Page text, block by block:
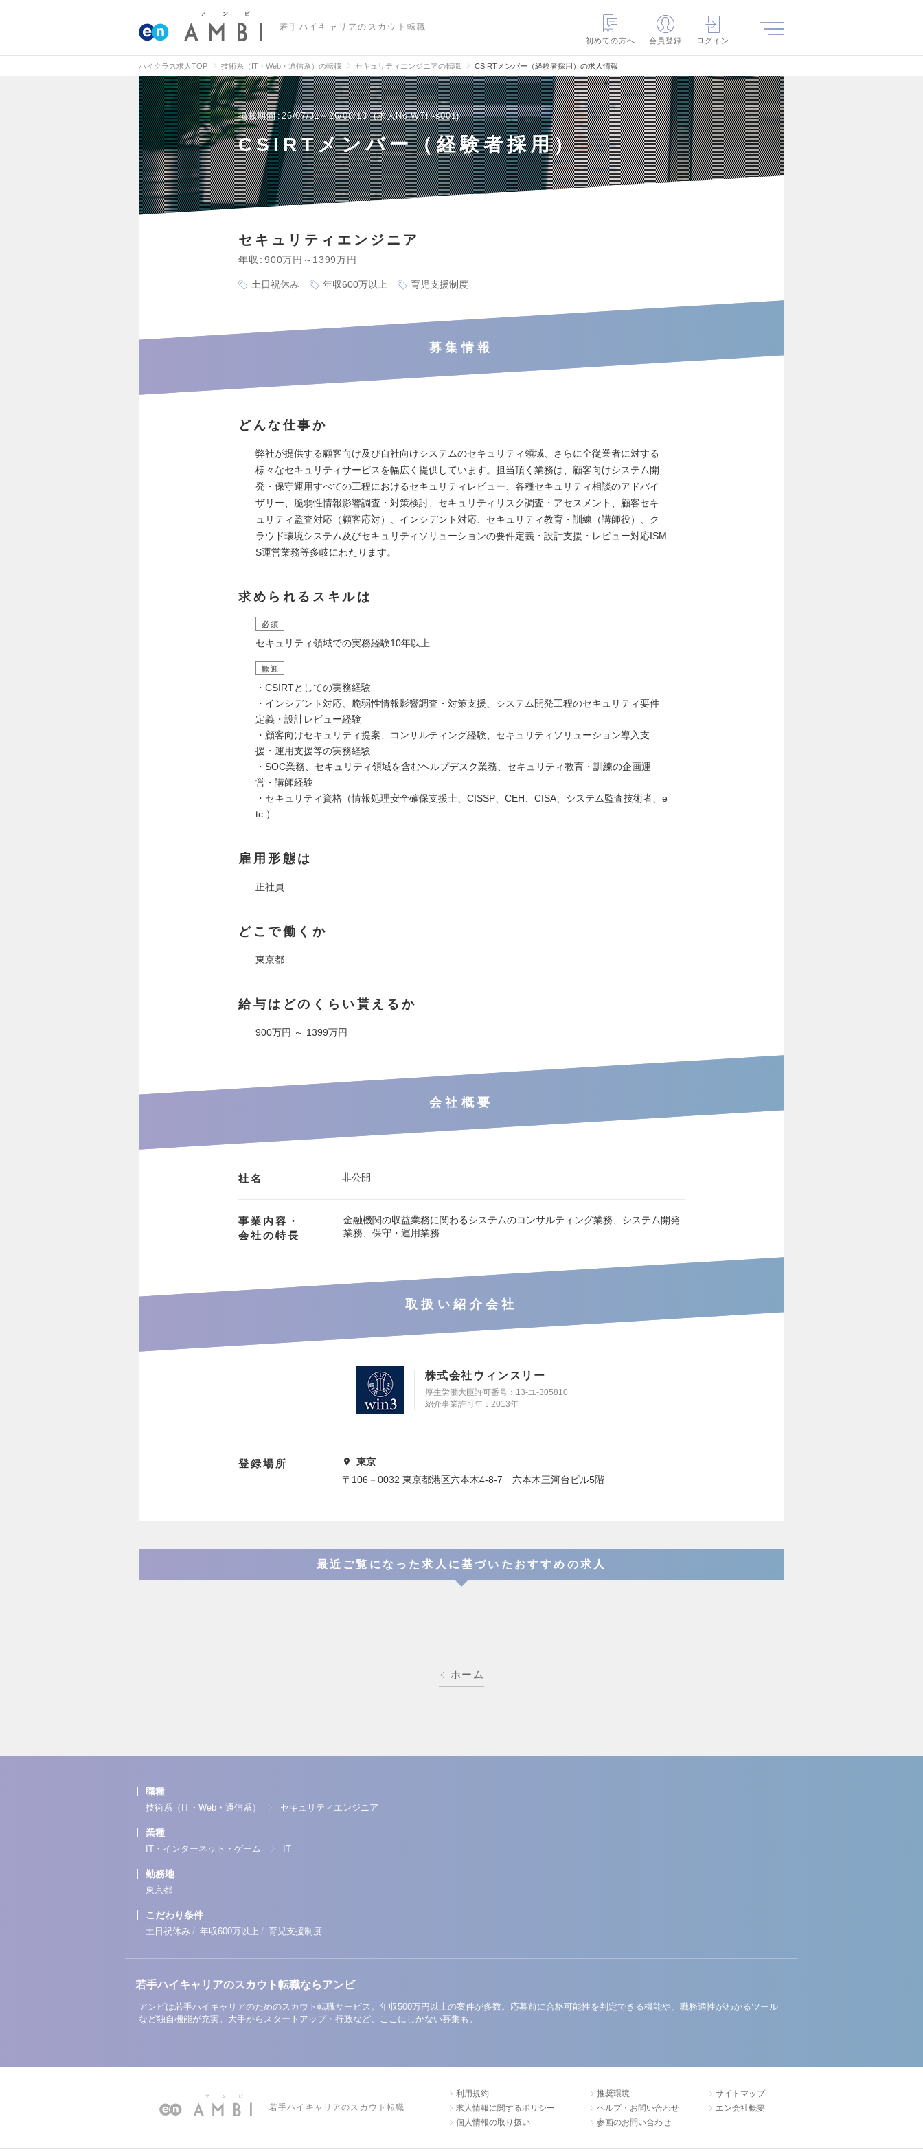
若手ハイキャリアのスカウト転職
初めての方へ
会員登録 ログイン
ハイクラス求人TOP 技術系（IT・Web・通信系）の転職 セキュリティエンジニアの転職 CSIRTメンバー（経験者採用）の求人情報
掲載期間 26/07/31～26/08/13 求人No.WTH-s001
CSIRTメンバー（経験者採用）
セキュリティエンジニア
年収 900万円～1399万円
土日祝休み 年収600万以上 育児支援制度
募集情報
どんな仕事か
弊社が提供する顧客向け及び自社向けシステムのセキュリティ領域、さらに全従業者に対する
様々なセキュリティサービスを幅広く提供しています。担当頂く業務は、顧客向けシステム開
発・保守運用すべての工程におけるセキュリティレビュー、各種セキュリティ相談のアドバイ
ザリー、脆弱性情報影響調査・対策検討、セキュリティリスク調査・アセスメント、顧客セキ
ュリティ監査対応（顧客応対）、インシデント対応、セキュリティ教育・訓練（講師役）、ク
ラウド環境システム及びセキュリティソリューションの要件定義・設計支援・レビュー対応ISM
S運営業務等多岐にわたります。
求められるスキルは
必須
セキュリティ領域での実務経験10年以上
歓迎
・CSIRTとしての実務経験
・インシデント対応、脆弱性情報影響調査・対策支援、システム開発工程のセキュリティ要件
定義・設計レビュー経験
・顧客向けセキュリティ提案、コンサルティング経験、セキュリティソリューション導入支
援・運用支援等の実務経験
・SOC業務、セキュリティ領域を含むヘルプデスク業務、セキュリティ教育・訓練の企画運
営・講師経験
・セキュリティ資格（情報処理安全確保支援士、CISSP、CEH、CISA、システム監査技術者、e
tc.）
雇用形態は
正社員
どこで働くか
東京都
給与はどのくらい貰えるか
900万円 ～ 1399万円
会社概要
社名 非公開
事業内容・
会社の特長
金融機関の収益業務に関わるシステムのコンサルティング業務、システム開発
業務、保守・運用業務
取扱い紹介会社
株式会社ウィンスリー
厚生労働大臣許可番号：13-ユ-305810
紹介事業許可年：2013年
登録場所
東京
〒106－0032 東京都港区六本木4-8-7 六本木三河台ビル5階
最近ご覧になった求人に基づいたおすすめの求人
ホーム
職種
技術系（IT・Web・通信系） セキュリティエンジニア
業種
IT・インターネット・ゲーム IT
勤務地
東京都
こだわり条件
土日祝休み / 年収600万以上 / 育児支援制度
若手ハイキャリアのスカウト転職ならアンビ
アンビは若手ハイキャリアのためのスカウト転職サービス。年収500万円以上の案件が多数。応募前に合格可能性を判定できる機能や、職務適性がわかるツール
など独自機能が充実。大手からスタートアップ・行政など、ここにしかない募集も。
若手ハイキャリアのスカウト転職
利用規約
求人情報に関するポリシー
個人情報の取り扱い
推奨環境
ヘルプ・お問い合わせ
参画のお問い合わせ
サイトマップ
エン会社概要